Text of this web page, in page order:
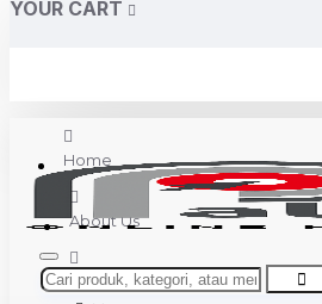
YOUR CART
Home
About Us
Contact